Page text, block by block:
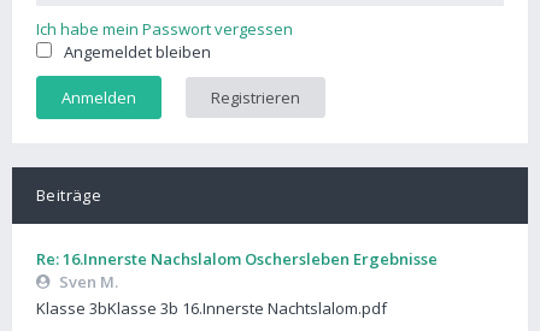
Ich habe mein Passwort vergessen
Angemeldet bleiben
Registrieren
Beiträge
Re: 16.Innerste Nachslalom Oschersleben Ergebnisse
Sven M.
Klasse 3bKlasse 3b 16.Innerste Nachtslalom.pdf